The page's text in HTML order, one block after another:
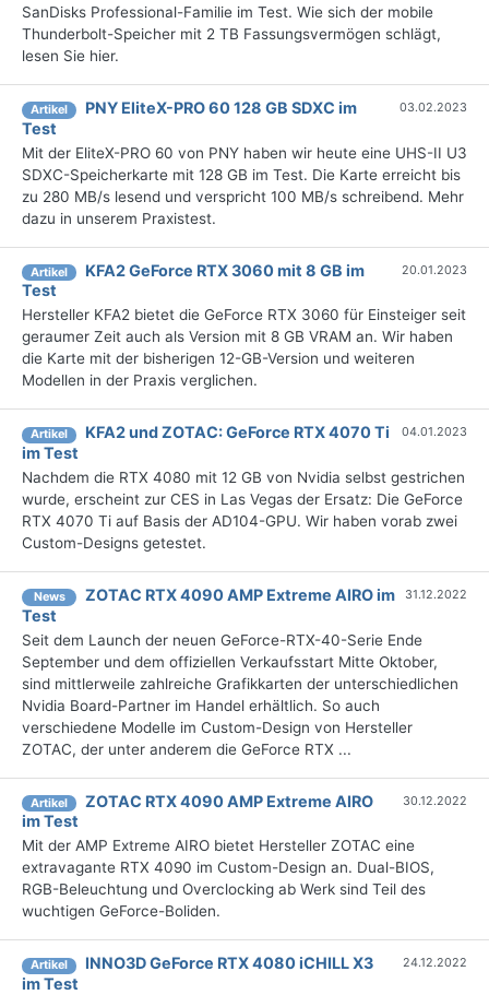
SanDisks Professional-Familie im Test. Wie sich der mobile
Thunderbolt-Speicher mit 2 TB Fassungsvermögen schlägt,
lesen Sie hier.
Artikel
PNY EliteX-PRO 60 128 GB SDXC im
Test
03.02.2023
Mit der EliteX-PRO 60 von PNY haben wir heute eine UHS-II U3
SDXC-Speicherkarte mit 128 GB im Test. Die Karte erreicht bis
zu 280 MB/s lesend und verspricht 100 MB/s schreibend. Mehr
dazu in unserem Praxistest.
Artikel
KFA2 GeForce RTX 3060 mit 8 GB im
Test
20.01.2023
Hersteller KFA2 bietet die GeForce RTX 3060 für Einsteiger seit
geraumer Zeit auch als Version mit 8 GB VRAM an. Wir haben
die Karte mit der bisherigen 12-GB-Version und weiteren
Modellen in der Praxis verglichen.
Artikel
KFA2 und ZOTAC: GeForce RTX 4070 Ti
im Test
04.01.2023
Nachdem die RTX 4080 mit 12 GB von Nvidia selbst gestrichen
wurde, erscheint zur CES in Las Vegas der Ersatz: Die GeForce
RTX 4070 Ti auf Basis der AD104-GPU. Wir haben vorab zwei
Custom-Designs getestet.
News
ZOTAC RTX 4090 AMP Extreme AIRO im
Test
31.12.2022
Seit dem Launch der neuen GeForce-RTX-40-Serie Ende
September und dem offiziellen Verkaufsstart Mitte Oktober,
sind mittlerweile zahlreiche Grafikkarten der unterschiedlichen
Nvidia Board-Partner im Handel erhältlich. So auch
verschiedene Modelle im Custom-Design von Hersteller
ZOTAC, der unter anderem die GeForce RTX ...
Artikel
ZOTAC RTX 4090 AMP Extreme AIRO
im Test
30.12.2022
Mit der AMP Extreme AIRO bietet Hersteller ZOTAC eine
extravagante RTX 4090 im Custom-Design an. Dual-BIOS,
RGB-Beleuchtung und Overclocking ab Werk sind Teil des
wuchtigen GeForce-Boliden.
Artikel
INNO3D GeForce RTX 4080 iCHILL X3
im Test
24.12.2022